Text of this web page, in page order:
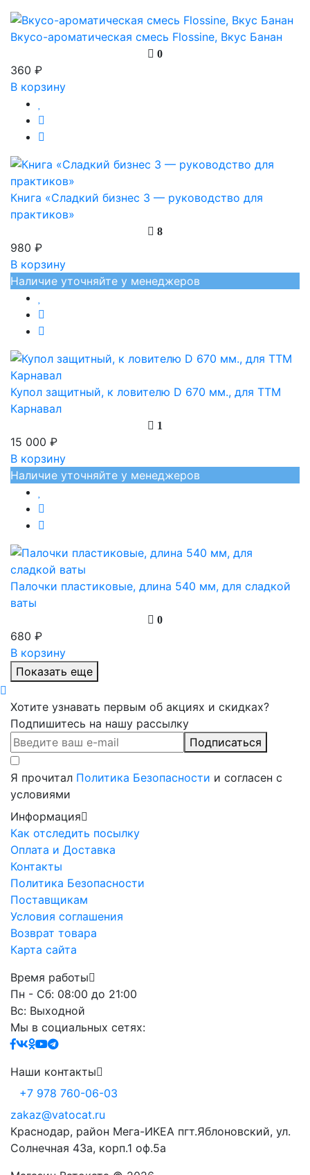
Вкусо-ароматическая смесь Flossine, Вкус Банан
0
360 ₽
В корзину
Книга «Сладкий бизнес 3 — руководство для
практиков»
8
980 ₽
В корзину
Наличие уточняйте у менеджеров
Купол защитный, к ловителю D 670 мм., для ТТМ
Карнавал
1
15 000 ₽
В корзину
Наличие уточняйте у менеджеров
Палочки пластиковые, длина 540 мм, для сладкой
ваты
0
680 ₽
В корзину
Показать еще
Хотите узнавать первым об акциях и скидках?
Подпишитесь на нашу рассылку
Подписаться
Я прочитал Политика Безопасности и согласен с
условиями
Информация
Как отследить посылку
Оплата и Доставка
Контакты
Политика Безопасности
Поставщикам
Условия соглашения
Возврат товара
Карта сайта
Время работы
Пн - Сб: 08:00 до 21:00
Вс: Выходной
Мы в социальных сетях:
Наши контакты
+7 978 760-06-03
zakaz@vatocat.ru
Краснодар, район Мега-ИКЕА пгт.Яблоновский, ул.
Солнечная 43а, корп.1 оф.5а